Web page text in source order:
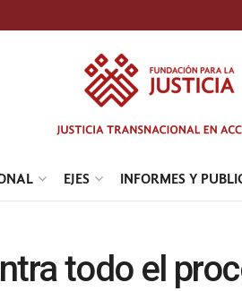
EJES INFORMES Y
todo el